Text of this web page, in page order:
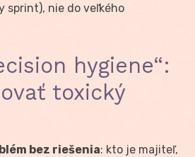
sprint), nie do veľkého
hygiene“:
toxický
bez riešenia: kto je majiteľ,